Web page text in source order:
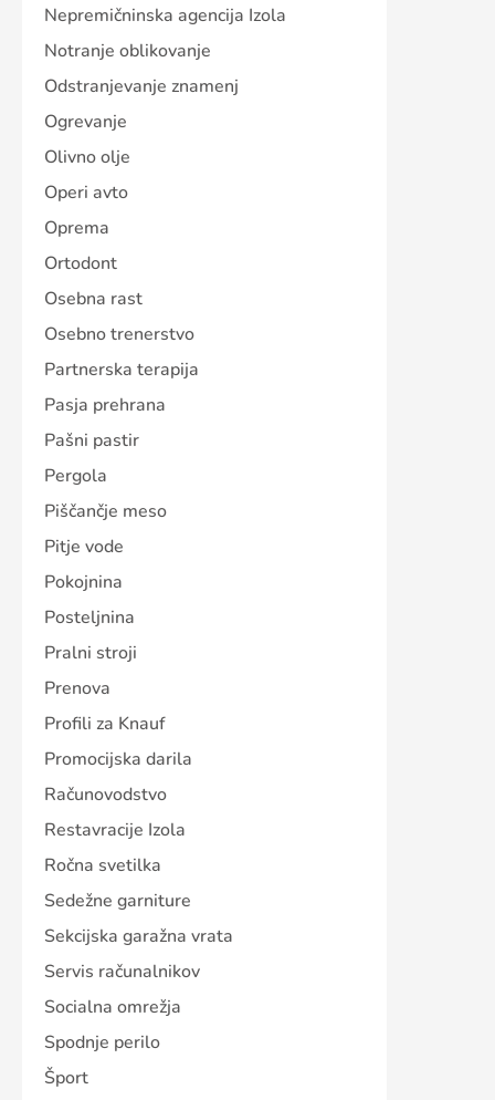
Nepremičninska agencija Izola
Notranje oblikovanje
Odstranjevanje znamenj
Ogrevanje
Olivno olje
Operi avto
Oprema
Ortodont
Osebna rast
Osebno trenerstvo
Partnerska terapija
Pasja prehrana
Pašni pastir
Pergola
Piščančje meso
Pitje vode
Pokojnina
Posteljnina
Pralni stroji
Prenova
Profili za Knauf
Promocijska darila
Računovodstvo
Restavracije Izola
Ročna svetilka
Sedežne garniture
Sekcijska garažna vrata
Servis računalnikov
Socialna omrežja
Spodnje perilo
Šport